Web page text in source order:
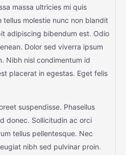
massa ultricies mi quis
molestie nunc non blandit
adipiscing bibendum est. Odio
Dolor sed viverra ipsum
Nibh nisl condimentum id
placerat in egestas. Eget felis
suspendisse. Phasellus
donec. Sollicitudin ac orci
tellus pellentesque. Nec
nibh sed pulvinar proin.